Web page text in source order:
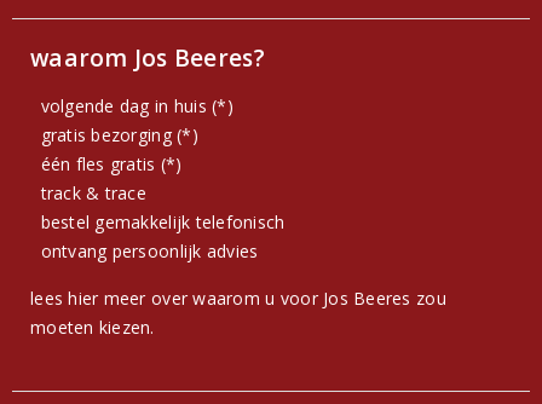
waarom Jos Beeres?
volgende dag in huis (*)
gratis bezorging (*)
één fles gratis (*)
track & trace
bestel gemakkelijk telefonisch
ontvang persoonlijk advies
lees hier meer over waarom u voor Jos Beeres zou
moeten kiezen.